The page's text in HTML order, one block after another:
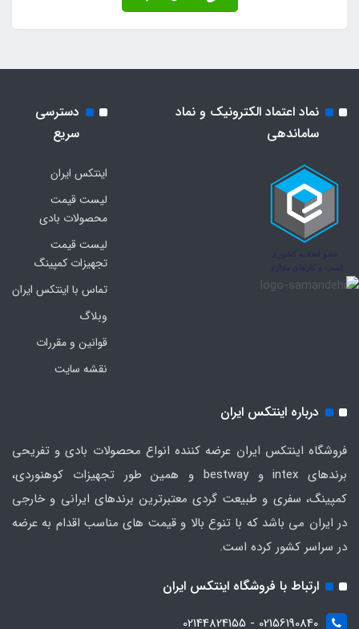
نماد اعتماد الکترونیک و نماد
ساماندهی
دسترسی
سریع
اینتکس ایران
لیست قیمت
محصولات بادی
لیست قیمت
تجهیزات کمپینگ
تماس با اینتکس ایران
وبلاگ
قوانین و مقررات
نقشه سایت
درباره اینتکس ایران
فروشگاه اینتکس ایران عرضه کننده انواع محصولات بادی و تفریحی
برندهای intex و bestway و همین طور تجهیزات کوهنوردی،
کمپینگ، سفری و طبیعت گردی معتبرترین برندهای ایرانی و خارجی
در ایران می باشد که با تنوع بالا و قیمت های مناسب اقدام به عرضه
در سراسر کشور کرده است.
ارتباط با فروشگاه اینتکس ایران
02156190840 - 02144824155